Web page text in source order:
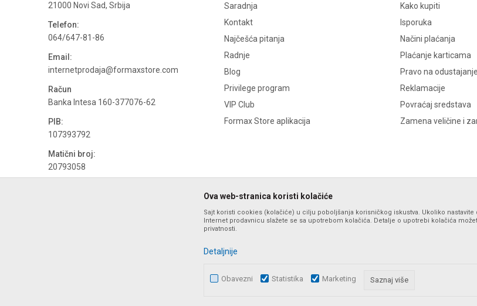
21000 Novi Sad, Srbija
Telefon:
064/647-81-86
Email:
internetprodaja@formaxstore.com
Račun
Banka Intesa 160-377076-62
PIB:
107393792
Matični broj:
20793058
Saradnja
Kontakt
Najčešća pitanja
Radnje
Blog
Privilege program
VIP Club
Formax Store aplikacija
Kako kupiti
Isporuka
Načini plaćanja
Plaćanje karticama
Pravo na odustajanje
Reklamacije
Povraćaj sredstava
Zamena veličine i
Nastojimo da budemo što precizniji u opisu proizvoda, prikazu slika i samih cena, ali ne možemo garantovati da su sve
ponude i ne podrazumeva da su dostupni u svakom trenutku. Raspoloživost robe možete proveriti
Ova web-stranica koristi kolačiće
Sajt koristi cookies (kolačiće) u cilju poboljšanja korisničkog iskustva. Ukoliko nastavite
Internet prodavnicu slažete se sa upotrebom kolačića. Detalje o upotrebi kolačića
privatnosti.
Detaljnije
Obavezni Statistika Marketing Saznaj više